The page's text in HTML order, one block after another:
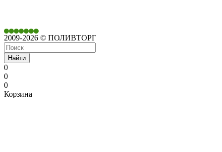
2009-2026 © ПОЛИВТОРГ
Найти
0
0
0
Корзина